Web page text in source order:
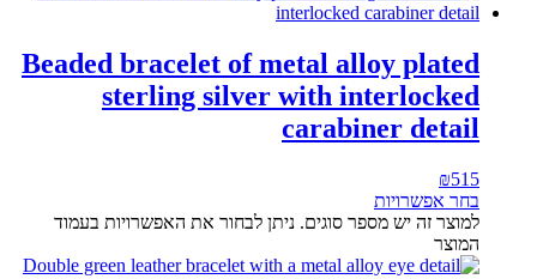
Beaded bracelet of metal alloy plated
sterling silver with interlocked
carabiner detail
₪515
בחר אפשרויות
למוצר זה יש מספר סוגים. ניתן לבחור את האפשרויות בעמוד
המוצר